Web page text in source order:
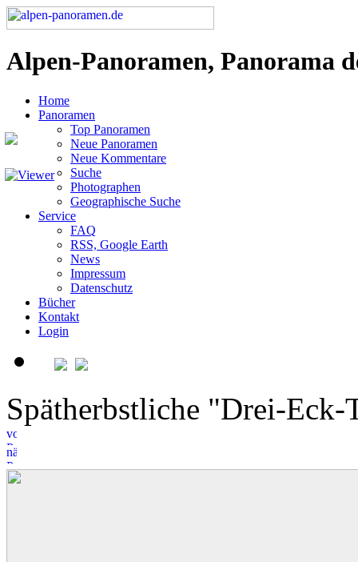
Alpen-Panoramen, Panorama
Home
Panoramen
Top Panoramen
Neue Panoramen
Neue Kommentare
Suche
Photographen
Geographische Suche
Service
FAQ
RSS, Google Earth
News
Impressum
Datenschutz
Bücher
Kontakt
Login
Spätherbstliche "Drei-